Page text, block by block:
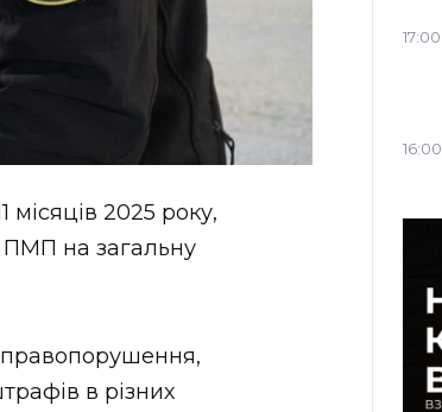
2025 року,
ПМП на загальну
правопорушення,
в рiзних
17:00
16:00